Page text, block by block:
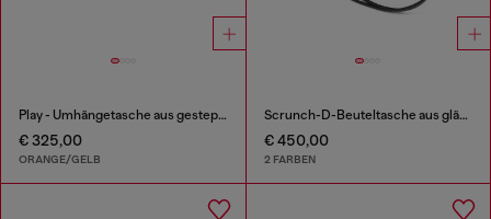
Play - Umhängetasche aus gestepptem, perforiertem PU
€ 325,00
ORANGE/GELB
Scrunch-D-Beuteltasche aus glänzendem zerknittertem Leder
€ 450,00
2 FARBEN